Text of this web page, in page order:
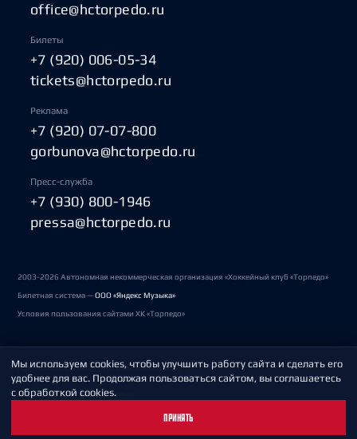
office@hctorpedo.ru
Билеты
+7 (920) 006-05-34
tickets@hctorpedo.ru
Реклама
+7 (920) 07-07-800
gorbunova@hctorpedo.ru
Пресс-служба
+7 (930) 800-1946
pressa@hctorpedo.ru
2003-2026 Автономная некоммерческая организация «Хоккейный клуб «Торпедо»
Билетная система —ООО «Яндекс Музыка»
Условия пользования сайтами ХК «Торпедо»
Политика обработки персональных данных
Пользовательское соглашение
Мы используем cookies, чтобы улучшить работу сайта и сделать его
удобнее для вас. Продолжая пользоваться сайтом, вы соглашаетесь
с обработкой cookies.
ПРИНЯТЬ